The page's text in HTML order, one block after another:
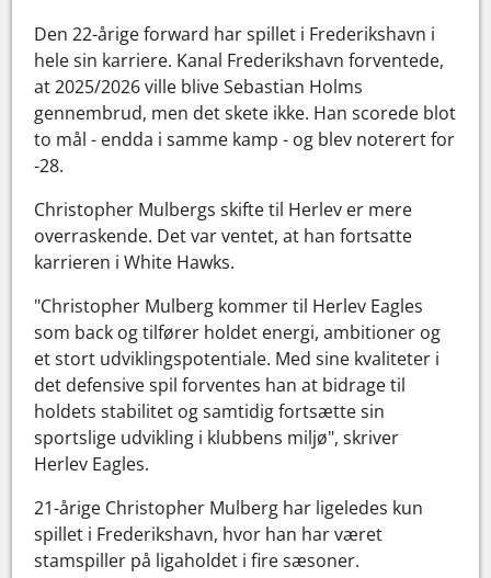
Den 22-årige forward har spillet i Frederikshavn i
hele sin karriere. Kanal Frederikshavn forventede,
at 2025/2026 ville blive Sebastian Holms
gennembrud, men det skete ikke. Han scorede blot
to mål - endda i samme kamp - og blev noterert for
-28.
Christopher Mulbergs skifte til Herlev er mere
overraskende. Det var ventet, at han fortsatte
karrieren i White Hawks.
"Christopher Mulberg kommer til Herlev Eagles
som back og tilfører holdet energi, ambitioner og
et stort udviklingspotentiale. Med sine kvaliteter i
det defensive spil forventes han at bidrage til
holdets stabilitet og samtidig fortsætte sin
sportslige udvikling i klubbens miljø", skriver
Herlev Eagles.
21-årige Christopher Mulberg har ligeledes kun
spillet i Frederikshavn, hvor han har været
stamspiller på ligaholdet i fire sæsoner.